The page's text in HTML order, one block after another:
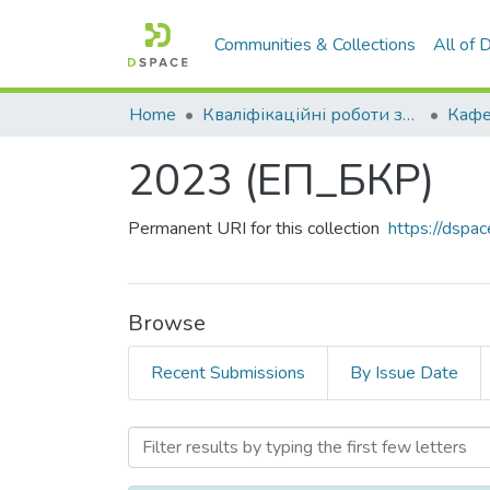
Communities & Collections All of
Home Кваліфікаційні роботи здобувачів вищої освіти
2023 (ЕП_БКР)
Permanent URI for this collection https://
Browse
Recent Submissions By Issue Date
Browsing 2023 (ЕП_БКР)